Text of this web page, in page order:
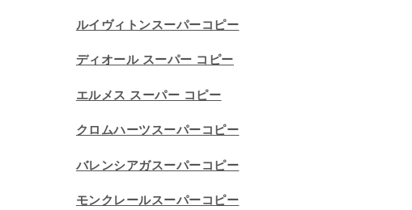
ルイヴィトンスーパーコピー
ディオール スーパー コピー
エルメス スーパー コピー
クロムハーツスーパーコピー
バレンシアガスーパーコピー
モンクレールスーパーコピー